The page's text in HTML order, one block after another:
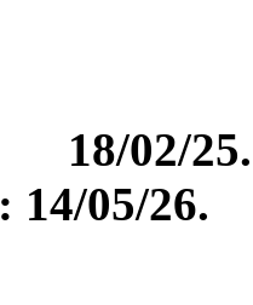
18/02/
14/05/26.